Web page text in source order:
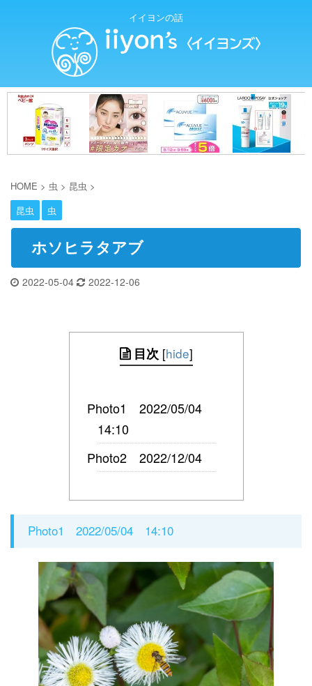
イイヨンの話
HOME > 虫 > 昆虫 >
昆虫
虫
ホソヒラタアブ
2022-05-04 2022-12-06
目次 [hide]
Photo1 2022/05/04
14:10
Photo2 2022/12/04
Photo1 2022/05/04 14:10